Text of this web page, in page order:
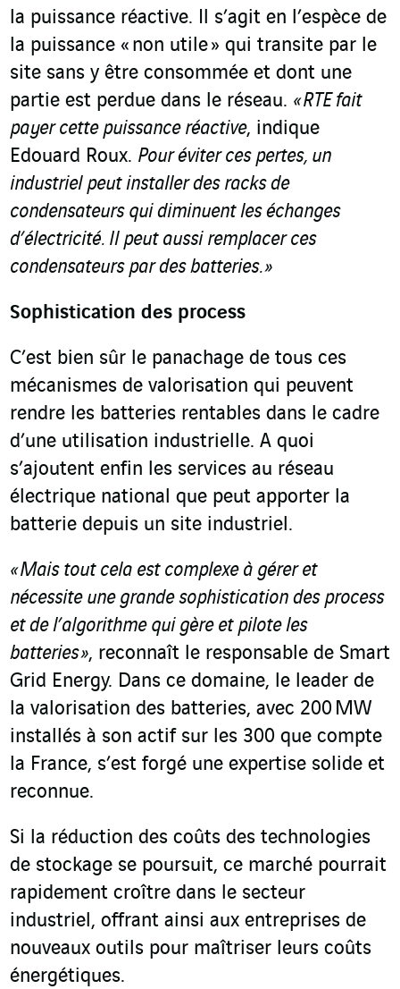
la puissance réactive. Il s’agit en l’espèce de
la puissance « non utile » qui transite par le
site sans y être consommée et dont une
partie est perdue dans le réseau. « RTE fait
payer cette puissance réactive, indique
Edouard Roux. Pour éviter ces pertes, un
industriel peut installer des racks de
condensateurs qui diminuent les échanges
d’électricité. Il peut aussi remplacer ces
condensateurs par des batteries. »
Sophistication des process
C’est bien sûr le panachage de tous ces
mécanismes de valorisation qui peuvent
rendre les batteries rentables dans le cadre
d’une utilisation industrielle. A quoi
s’ajoutent enfin les services au réseau
électrique national que peut apporter la
batterie depuis un site industriel.
« Mais tout cela est complexe à gérer et
nécessite une grande sophistication des process
et de l’algorithme qui gère et pilote les
batteries », reconnaît le responsable de Smart
Grid Energy. Dans ce domaine, le leader de
la valorisation des batteries, avec 200 MW
installés à son actif sur les 300 que compte
la France, s’est forgé une expertise solide et
reconnue.
Si la réduction des coûts des technologies
de stockage se poursuit, ce marché pourrait
rapidement croître dans le secteur
industriel, offrant ainsi aux entreprises de
nouveaux outils pour maîtriser leurs coûts
énergétiques.